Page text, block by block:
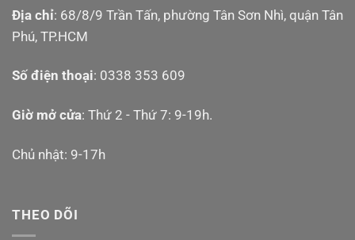
Địa chỉ: 68/8/9 Trần Tấn, phường Tân Sơn Nhì, quận Tân
Phú, TP.HCM
Số điện thoại: 0338 353 609
Giờ mở cửa: Thứ 2 - Thứ 7: 9-19h.
Chủ nhật: 9-17h
THEO DÕI